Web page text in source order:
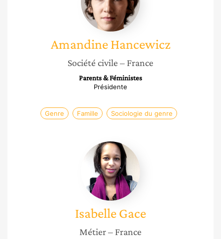
Amandine Hancewicz
Société civile – France
Parents & Féministes
Présidente
Genre Famille Sociologie du genre
Isabelle
Gace
IsabelleGace
Métier– France